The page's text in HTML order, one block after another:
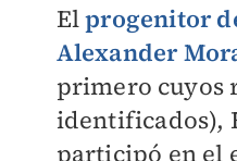
Elprogenitor
Alexander
primero cuyos
identificados),
participó en el